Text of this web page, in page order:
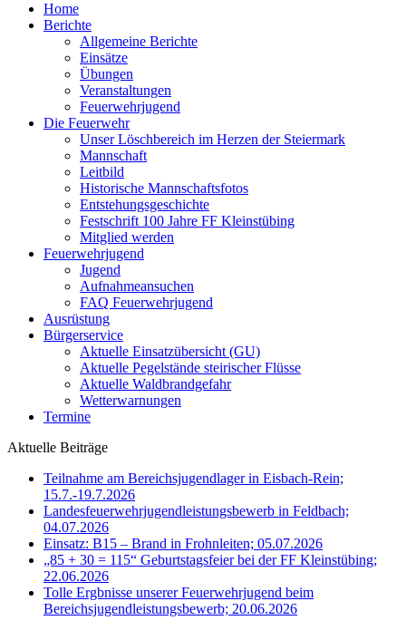
Home
Berichte
Allgemeine Berichte
Einsätze
Übungen
Veranstaltungen
Feuerwehrjugend
Die Feuerwehr
Unser Löschbereich im Herzen der Steiermark
Mannschaft
Leitbild
Historische Mannschaftsfotos
Entstehungsgeschichte
Festschrift 100 Jahre FF Kleinstübing
Mitglied werden
Feuerwehrjugend
Jugend
Aufnahmeansuchen
FAQ Feuerwehrjugend
Ausrüstung
Bürgerservice
Aktuelle Einsatzübersicht (GU)
Aktuelle Pegelstände steirischer Flüsse
Aktuelle Waldbrandgefahr
Wetterwarnungen
Termine
Aktuelle Beiträge
Teilnahme am Bereichsjugendlager in Eisbach-Rein;
15.7.-19.7.2026
Landesfeuerwehrjugendleistungsbewerb in Feldbach;
04.07.2026
Einsatz: B15 – Brand in Frohnleiten; 05.07.2026
„85 + 30 = 115“ Geburtstagsfeier bei der FF Kleinstübing;
22.06.2026
Tolle Ergbnisse unserer Feuerwehrjugend beim
Bereichsjugendleistungsbewerb; 20.06.2026